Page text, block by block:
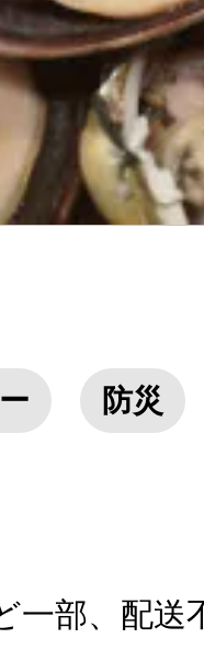
防災
一部、配送